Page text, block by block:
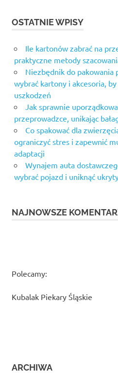
OSTATNIE WPISY
Ile kartonów zabrać na
praktyczne metody
Niezbędnik do pakowania
wybrać kartony i akcesoria,
uszkodzeń
Jak sprawnie
przeprowadzce, unikając
Co spakować dla
ograniczyć stres i zapewnić
adaptacji
Wynajem auta
wybrać pojazd i uniknąć
NAJNOWSZE
Polecamy:
Kubalak Piekary Śląskie
ARCHIWA